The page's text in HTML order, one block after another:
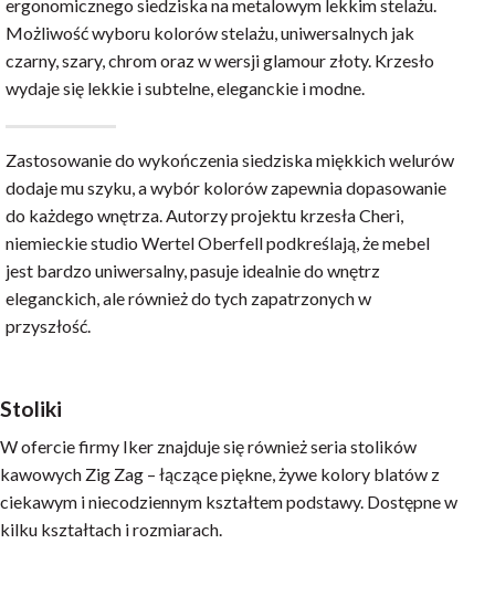
ergonomicznego siedziska na metalowym lekkim stelażu.
Możliwość wyboru kolorów stelażu, uniwersalnych jak
czarny, szary, chrom oraz w wersji glamour złoty. Krzesło
wydaje się lekkie i subtelne, eleganckie i modne.
Zastosowanie do wykończenia siedziska miękkich welurów
dodaje mu szyku, a wybór kolorów zapewnia dopasowanie
do każdego wnętrza. Autorzy projektu krzesła Cheri,
niemieckie studio Wertel Oberfell podkreślają, że mebel
jest bardzo uniwersalny, pasuje idealnie do wnętrz
eleganckich, ale również do tych zapatrzonych w
przyszłość.
Stoliki
W ofercie firmy Iker znajduje się również seria stolików
kawowych Zig Zag – łączące piękne, żywe kolory blatów z
ciekawym i niecodziennym kształtem podstawy. Dostępne w
kilku kształtach i rozmiarach.